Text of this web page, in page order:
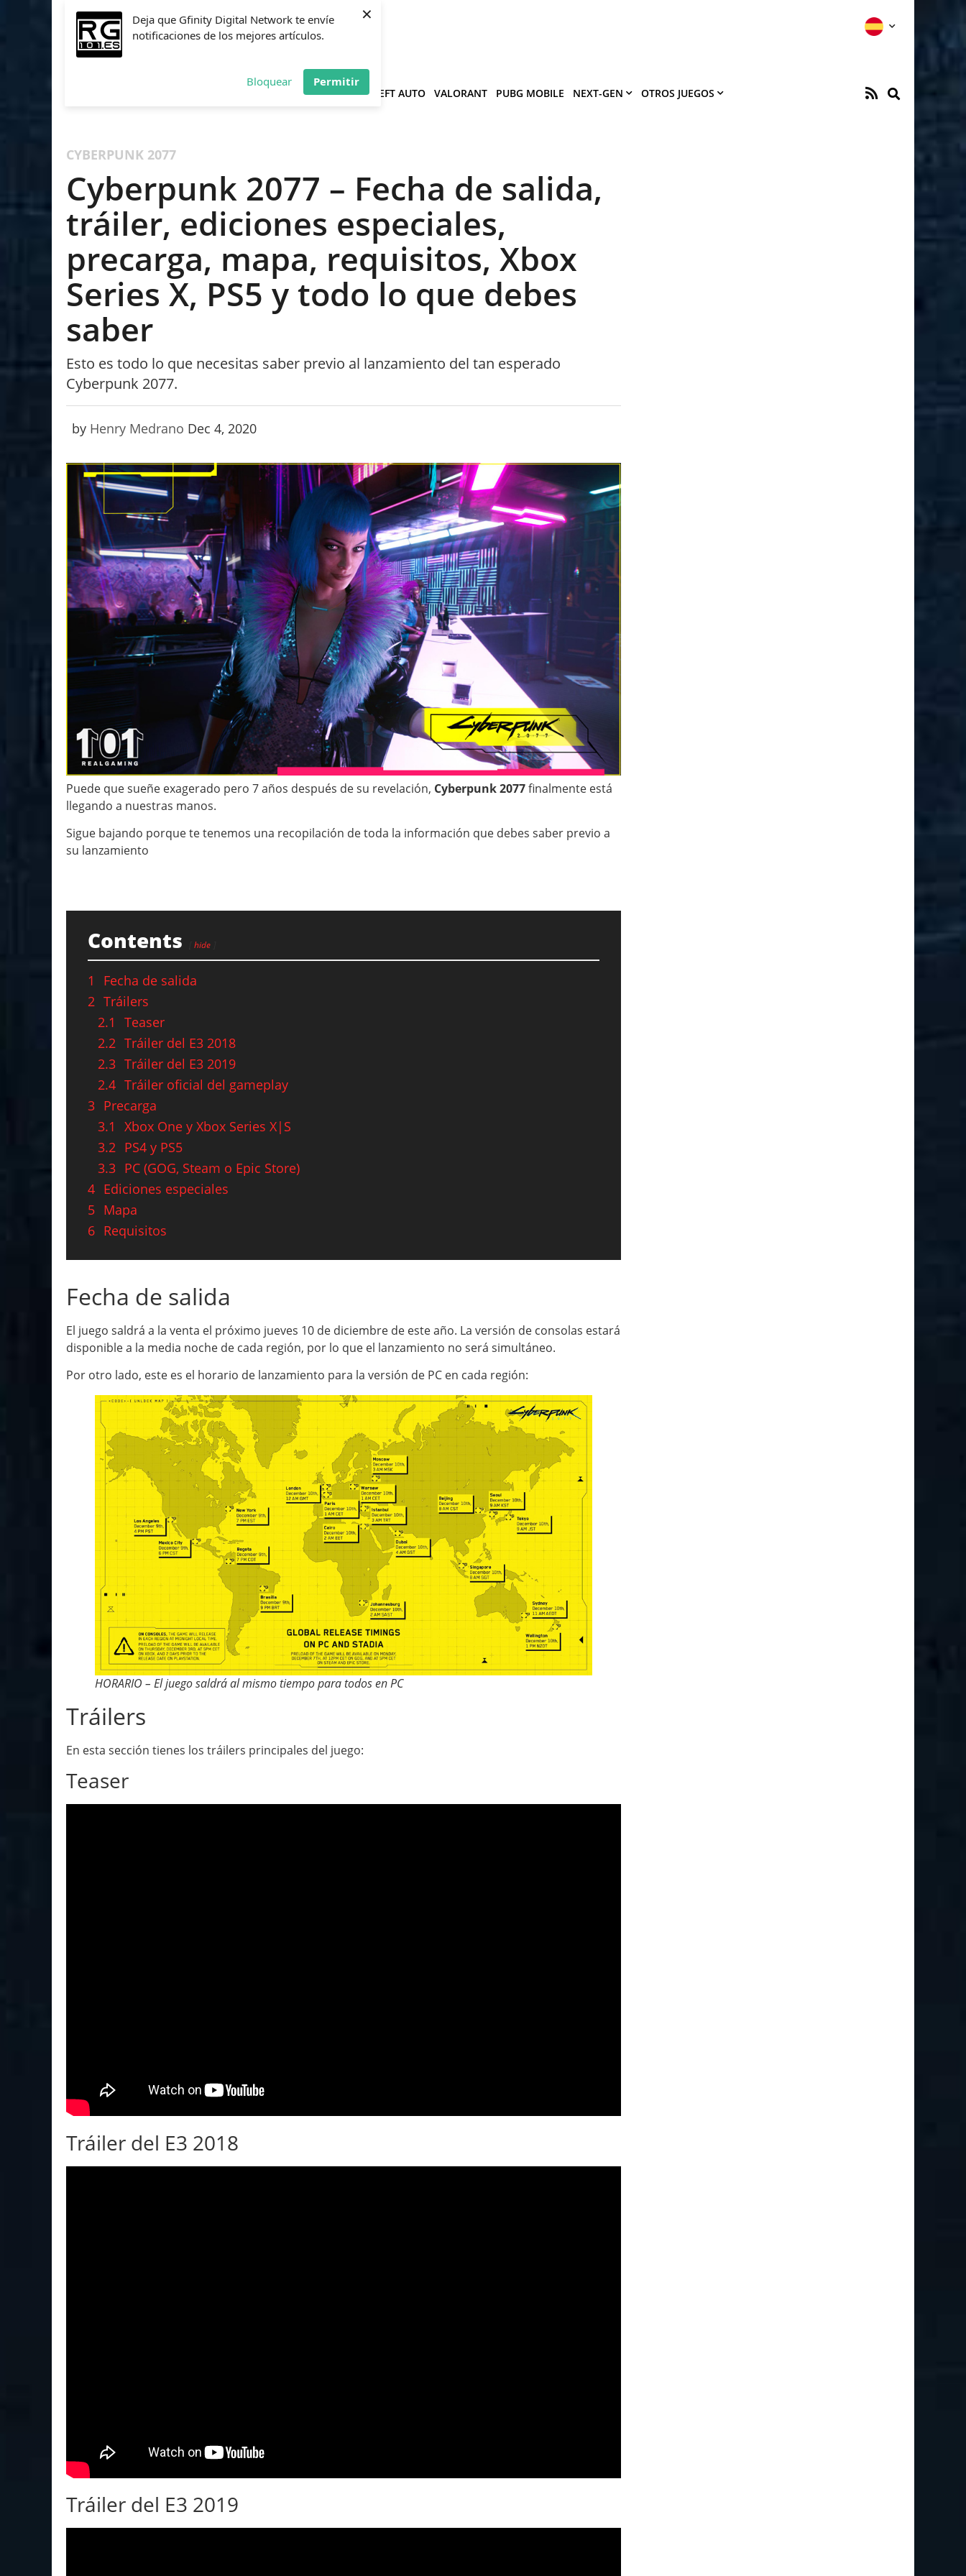
Deja que Gfinity Digital Network te envíe
notificaciones de los mejores artículos.
Bloquear Permitir
×
FORTNITE PES GRAND THEFT AUTO VALORANT PUBG MOBILE NEXT-GEN OTROS JUEGOS
CYBERPUNK 2077
Cyberpunk 2077 – Fecha de salida,
tráiler, ediciones especiales,
precarga, mapa, requisitos, Xbox
Series X, PS5 y todo lo que debes
saber
Esto es todo lo que necesitas saber previo al lanzamiento del tan esperado
Cyberpunk 2077.
by Henry Medrano Dec 4, 2020
Puede que sueñe exagerado pero 7 años después de su revelación, Cyberpunk 2077finalmente está
llegando a nuestras manos.
Sigue bajando porque te tenemos una recopilación de toda la información que debes saber previo a
su lanzamiento
Contents hide
1
Fecha de salida
2 Tráilers
2.1
Teaser
2.2 Tráiler del E3 2018
2.3 Tráiler del E3 2019
2.4 Tráiler oficial del gameplay
3 Precarga
3.1
Xbox One y Xbox Series X|S
3.2 PS4 y PS5
3.3 PC (GOG, Steam o Epic Store)
4 Ediciones especiales
5 Mapa
6 Requisitos
Fecha de salida
El juego saldrá a la venta el próximo jueves 10 de diciembre de este año. La versión de consolas estará
disponible a la media noche de cada región, por lo que el lanzamiento no será simultáneo.
Por otro lado, este es el horario de lanzamiento para la versión de PC en cada región:
HORARIO – El juego saldrá al mismo tiempo para todos en PC
Tráilers
En esta sección tienes los tráilers principales del juego:
Teaser
Tráiler del E3 2018
Tráiler del E3 2019